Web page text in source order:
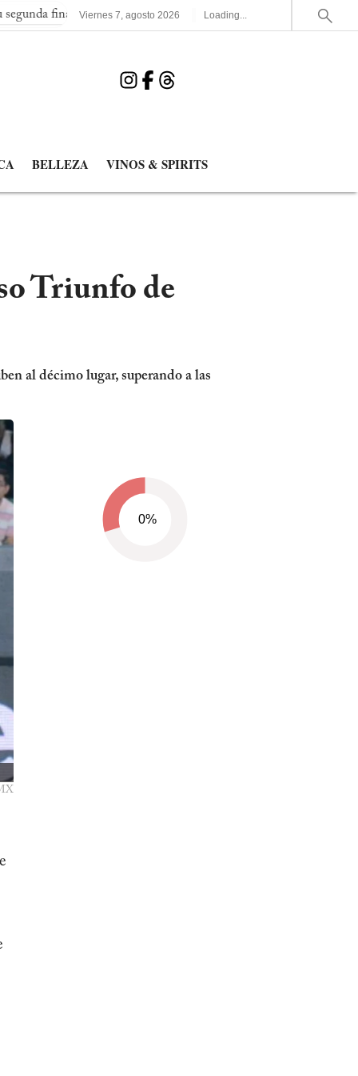
consecutiva del Mundial España elimina a Francia y
Viernes 7,agosto 2026 Loading...
BELLEZA VINOS & SPIRITS
Triunfo de
al décimo lugar, superando a las
0%